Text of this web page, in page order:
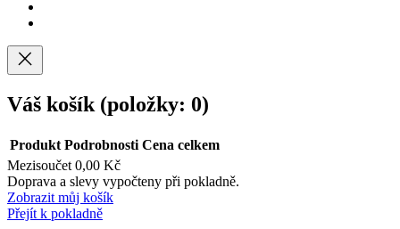
Váš košík (položky: 0)
Produkty
v
Produkt Podrobnosti Cena celkem
Mezisoučet 0,00 Kč
Doprava a slevy vypočteny při pokladně.
Zobrazit můj košík
Přejít k pokladně